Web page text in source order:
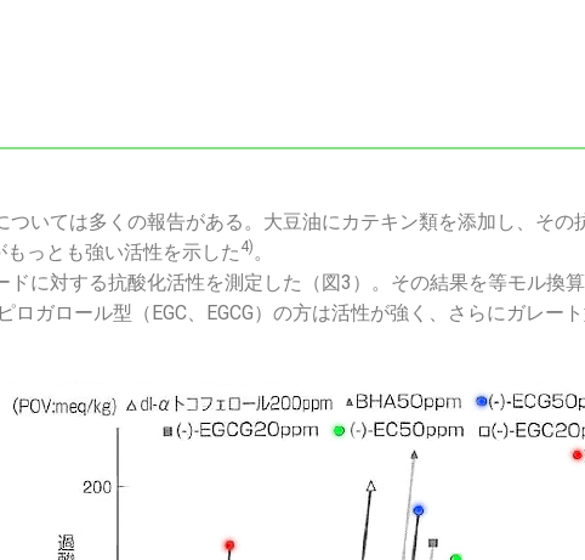
いては多くの報告がある。大豆油にカテキン類を添加し、その
もっとも強い活性を示した 4) 。
に対する抗酸化活性を測定した（図3）。その結果を等モル換算
ロガロール型（EGC、EGCG）の方は活性が強く、さらにガレー